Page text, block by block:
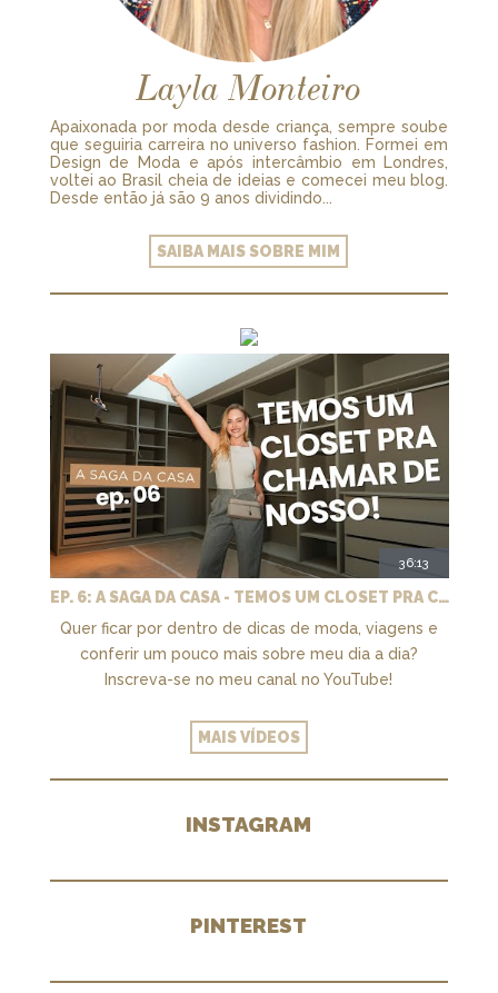
Layla Monteiro
Apaixonada por moda desde criança, sempre soube
que seguiria carreira no universo fashion. Formei em
Design de Moda e após intercâmbio em Londres,
voltei ao Brasil cheia de ideias e comecei meu blog.
Desde então já são 9 anos dividindo...
SAIBA MAIS SOBRE MIM
36:13
EP. 6: A SAGA DA CASA - TEMOS UM CLOSET PRA CHAMAR DE NOSSO + MARCENARIA E PAISAGISMO
Quer ficar por dentro de dicas de moda, viagens e
conferir um pouco mais sobre meu dia a dia?
Inscreva-se no meu canal no YouTube!
MAIS VÍDEOS
INSTAGRAM
PINTEREST